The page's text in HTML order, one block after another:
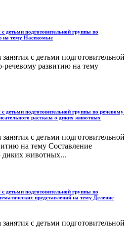
детьми подготовительной группы по
на тему Насекомые
с детьми подготовительной
речевому развитию на тему
с детьми подготовительной группы по речевому
рассказа о диких животных
с детьми подготовительной
на тему Составление
диких животных...
детьми подготовительной группы по
представлений на тему Деление
с детьми подготовительной